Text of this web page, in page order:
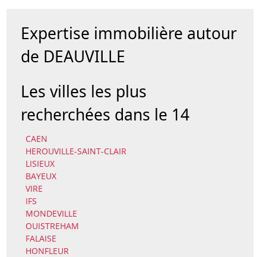
Expertise immobilière autour
de DEAUVILLE
Les villes les plus
recherchées dans le 14
CAEN
HEROUVILLE-SAINT-CLAIR
LISIEUX
BAYEUX
VIRE
IFS
MONDEVILLE
OUISTREHAM
FALAISE
HONFLEUR